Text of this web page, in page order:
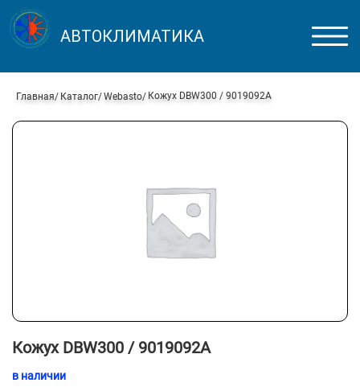
АВТОКЛИМАТИКА
Главная Каталог Webasto Кожух DBW300 / 9019092A
Кожух DBW300 / 9019092A
в наличии